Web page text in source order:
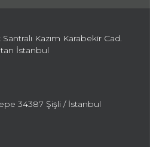
Kazım Karabekir Cad.
İstanbul
34387 Şişli / İstanbul